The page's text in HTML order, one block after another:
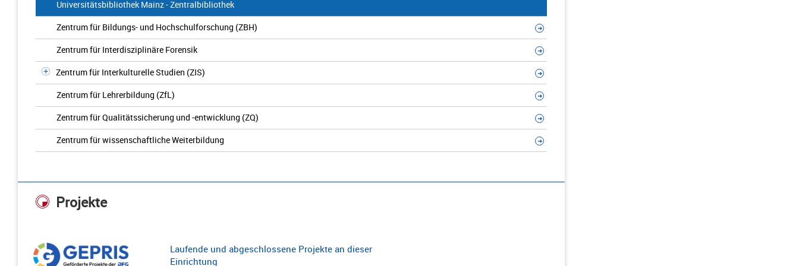
Universitätsbibliothek Mainz - Zentralbibliothek
Zentrum für Bildungs- und Hochschulforschung (ZBH)
Zentrum für Interdisziplinäre Forensik
Zentrum für Interkulturelle Studien (ZIS)
Zentrum für Lehrerbildung (ZfL)
Zentrum für Qualitätssicherung und -entwicklung (ZQ)
Zentrum für wissenschaftliche Weiterbildung
Projekte
Laufende und abgeschlossene Projekte an dieser
Einrichtung